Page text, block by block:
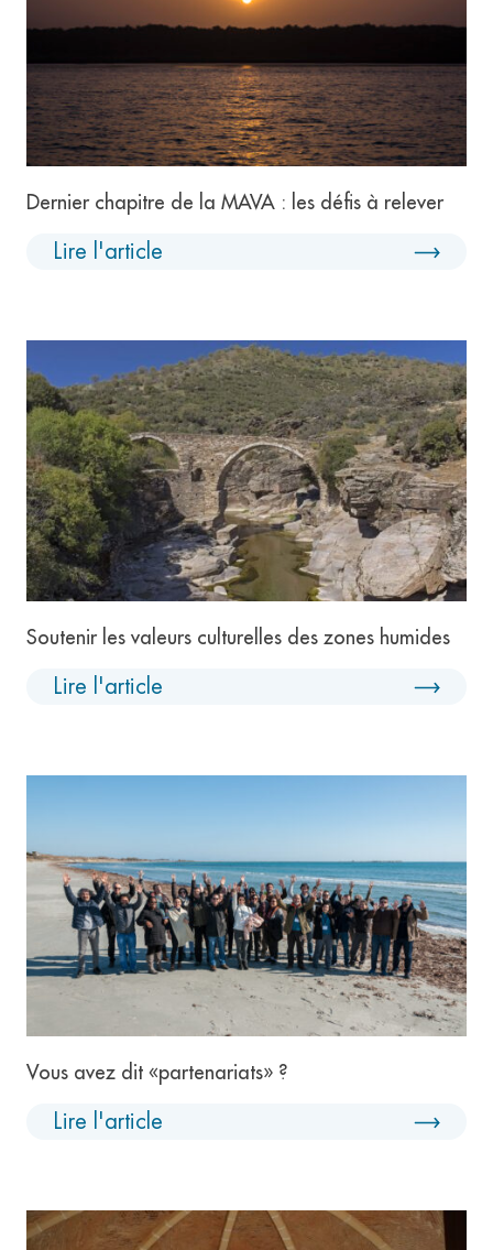
Dernier chapitre de la MAVA : les défis à relever
Lire l'article
Soutenir les valeurs culturelles des zones humides
Lire l'article
Vous avez dit «partenariats» ?
Lire l'article